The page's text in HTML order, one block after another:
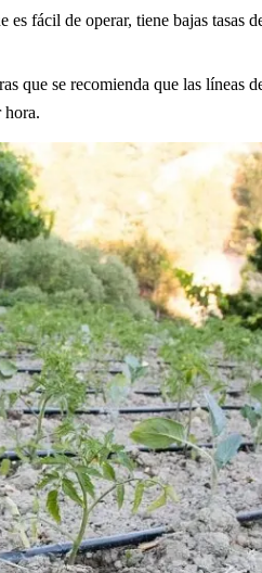
fácil de operar, tiene bajas tasas
que se recomienda que las líneas
hora.